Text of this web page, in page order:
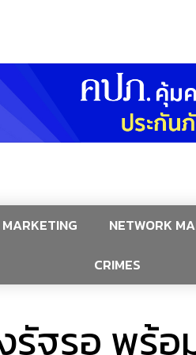
MARKETING NETWORK
CRIMES
ฐรอ พร้อ